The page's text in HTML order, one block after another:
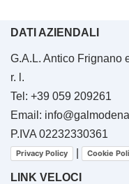
DATI AZIENDALI
G.A.L. Antico Frignano
r. l.
Tel: +39 059 209261
Email:
P.IVA 02232330361
Privacy Policy Cookie
LINK VELOCI